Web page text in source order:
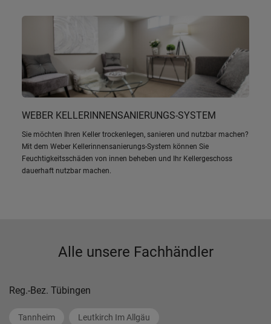
WEBER KELLERINNENSANIERUNGS-SYSTEM
Sie möchten Ihren Keller trockenlegen, sanieren und nutzbar machen?
Mit dem Weber Kellerinnensanierungs-System können Sie
Feuchtigkeitsschäden von innen beheben und Ihr Kellergeschoss
dauerhaft nutzbar machen.
Alle unsere Fachhändler
Reg.-Bez. Tübingen
Tannheim Leutkirch Im Allgäu